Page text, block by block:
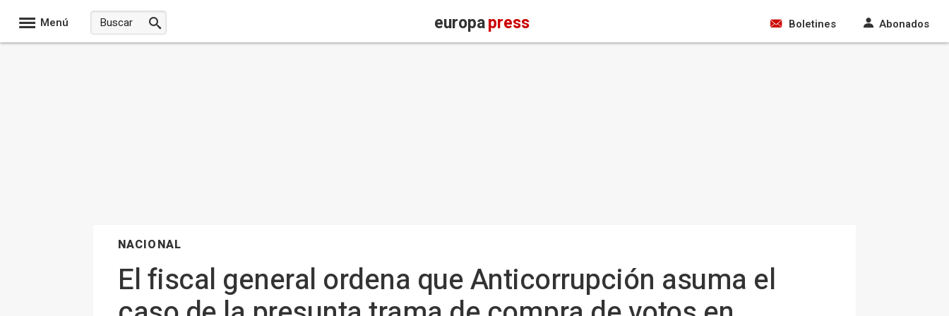
Menú europapress Boletines Abonados
NACIONAL
El fiscal general ordena que Anticorrupción asuma el